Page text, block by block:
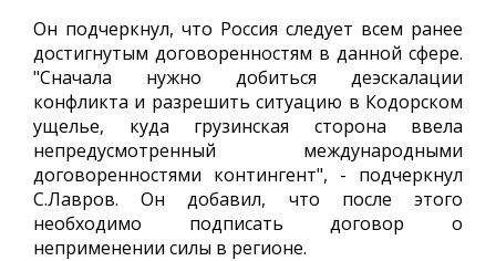
Он подчеркнул, что Россия следует всем ранее
достигнутым договоренностям в данной сфере.
"Сначала нужно добиться деэскалации
конфликта и разрешить ситуацию в Кодорском
ущелье, куда грузинская сторона ввела
непредусмотренный международными
договоренностями контингент", - подчеркнул
С.Лавров. Он добавил, что после этого
необходимо подписать договор о
неприменении силы в регионе.